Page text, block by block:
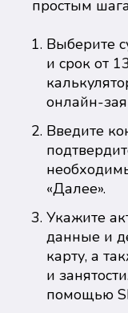
простым
Выберите
и срок от
онлайн-
Введите
«Далее».
Укажите
данные и
карту, а
и
помощью